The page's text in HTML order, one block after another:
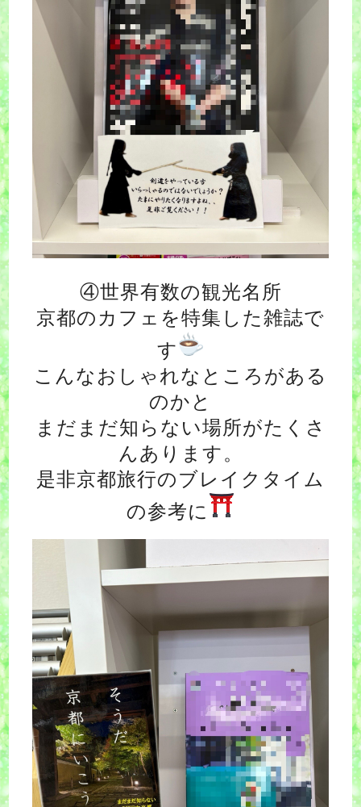
④世界有数の観光名所
京都のカフェを特集した雑誌で
す
こんなおしゃれなところがある
のかと
まだまだ知らない場所がたくさ
んあります。
是非京都旅行のブレイクタイム
の参考に